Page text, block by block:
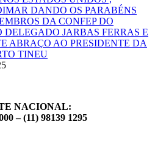
DANDO OS PARABÉNS
DA CONFEP DO
DELEGADO JARBAS FERRAS E
ABRAÇO AO PRESIDENTE DA
TINEU
NACIONAL:
– (11) 98139 1295